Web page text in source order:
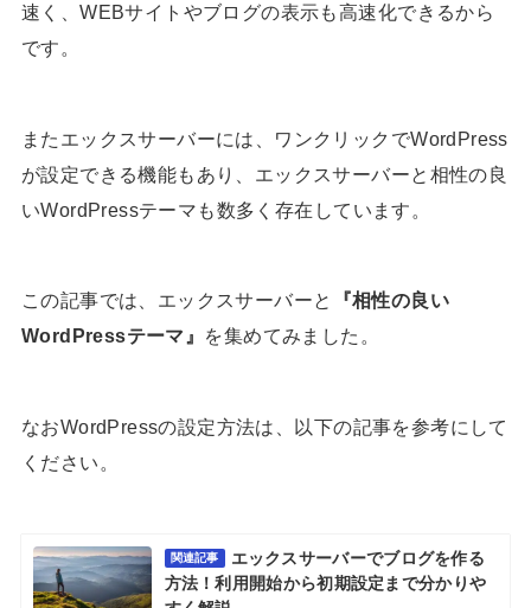
速く、WEBサイトやブログの表示も高速化できるから
です。
またエックスサーバーには、ワンクリックでWordPress
が設定できる機能もあり、エックスサーバーと相性の良
いWordPressテーマも数多く存在しています。
この記事では、エックスサーバーと
『相性の良い
WordPressテーマ』 を集めてみました。
なおWordPressの設定方法は、以下の記事を参考にして
ください。
関連記事
エックスサーバーでブログを作る
方法！利用開始から初期設定まで分かりや